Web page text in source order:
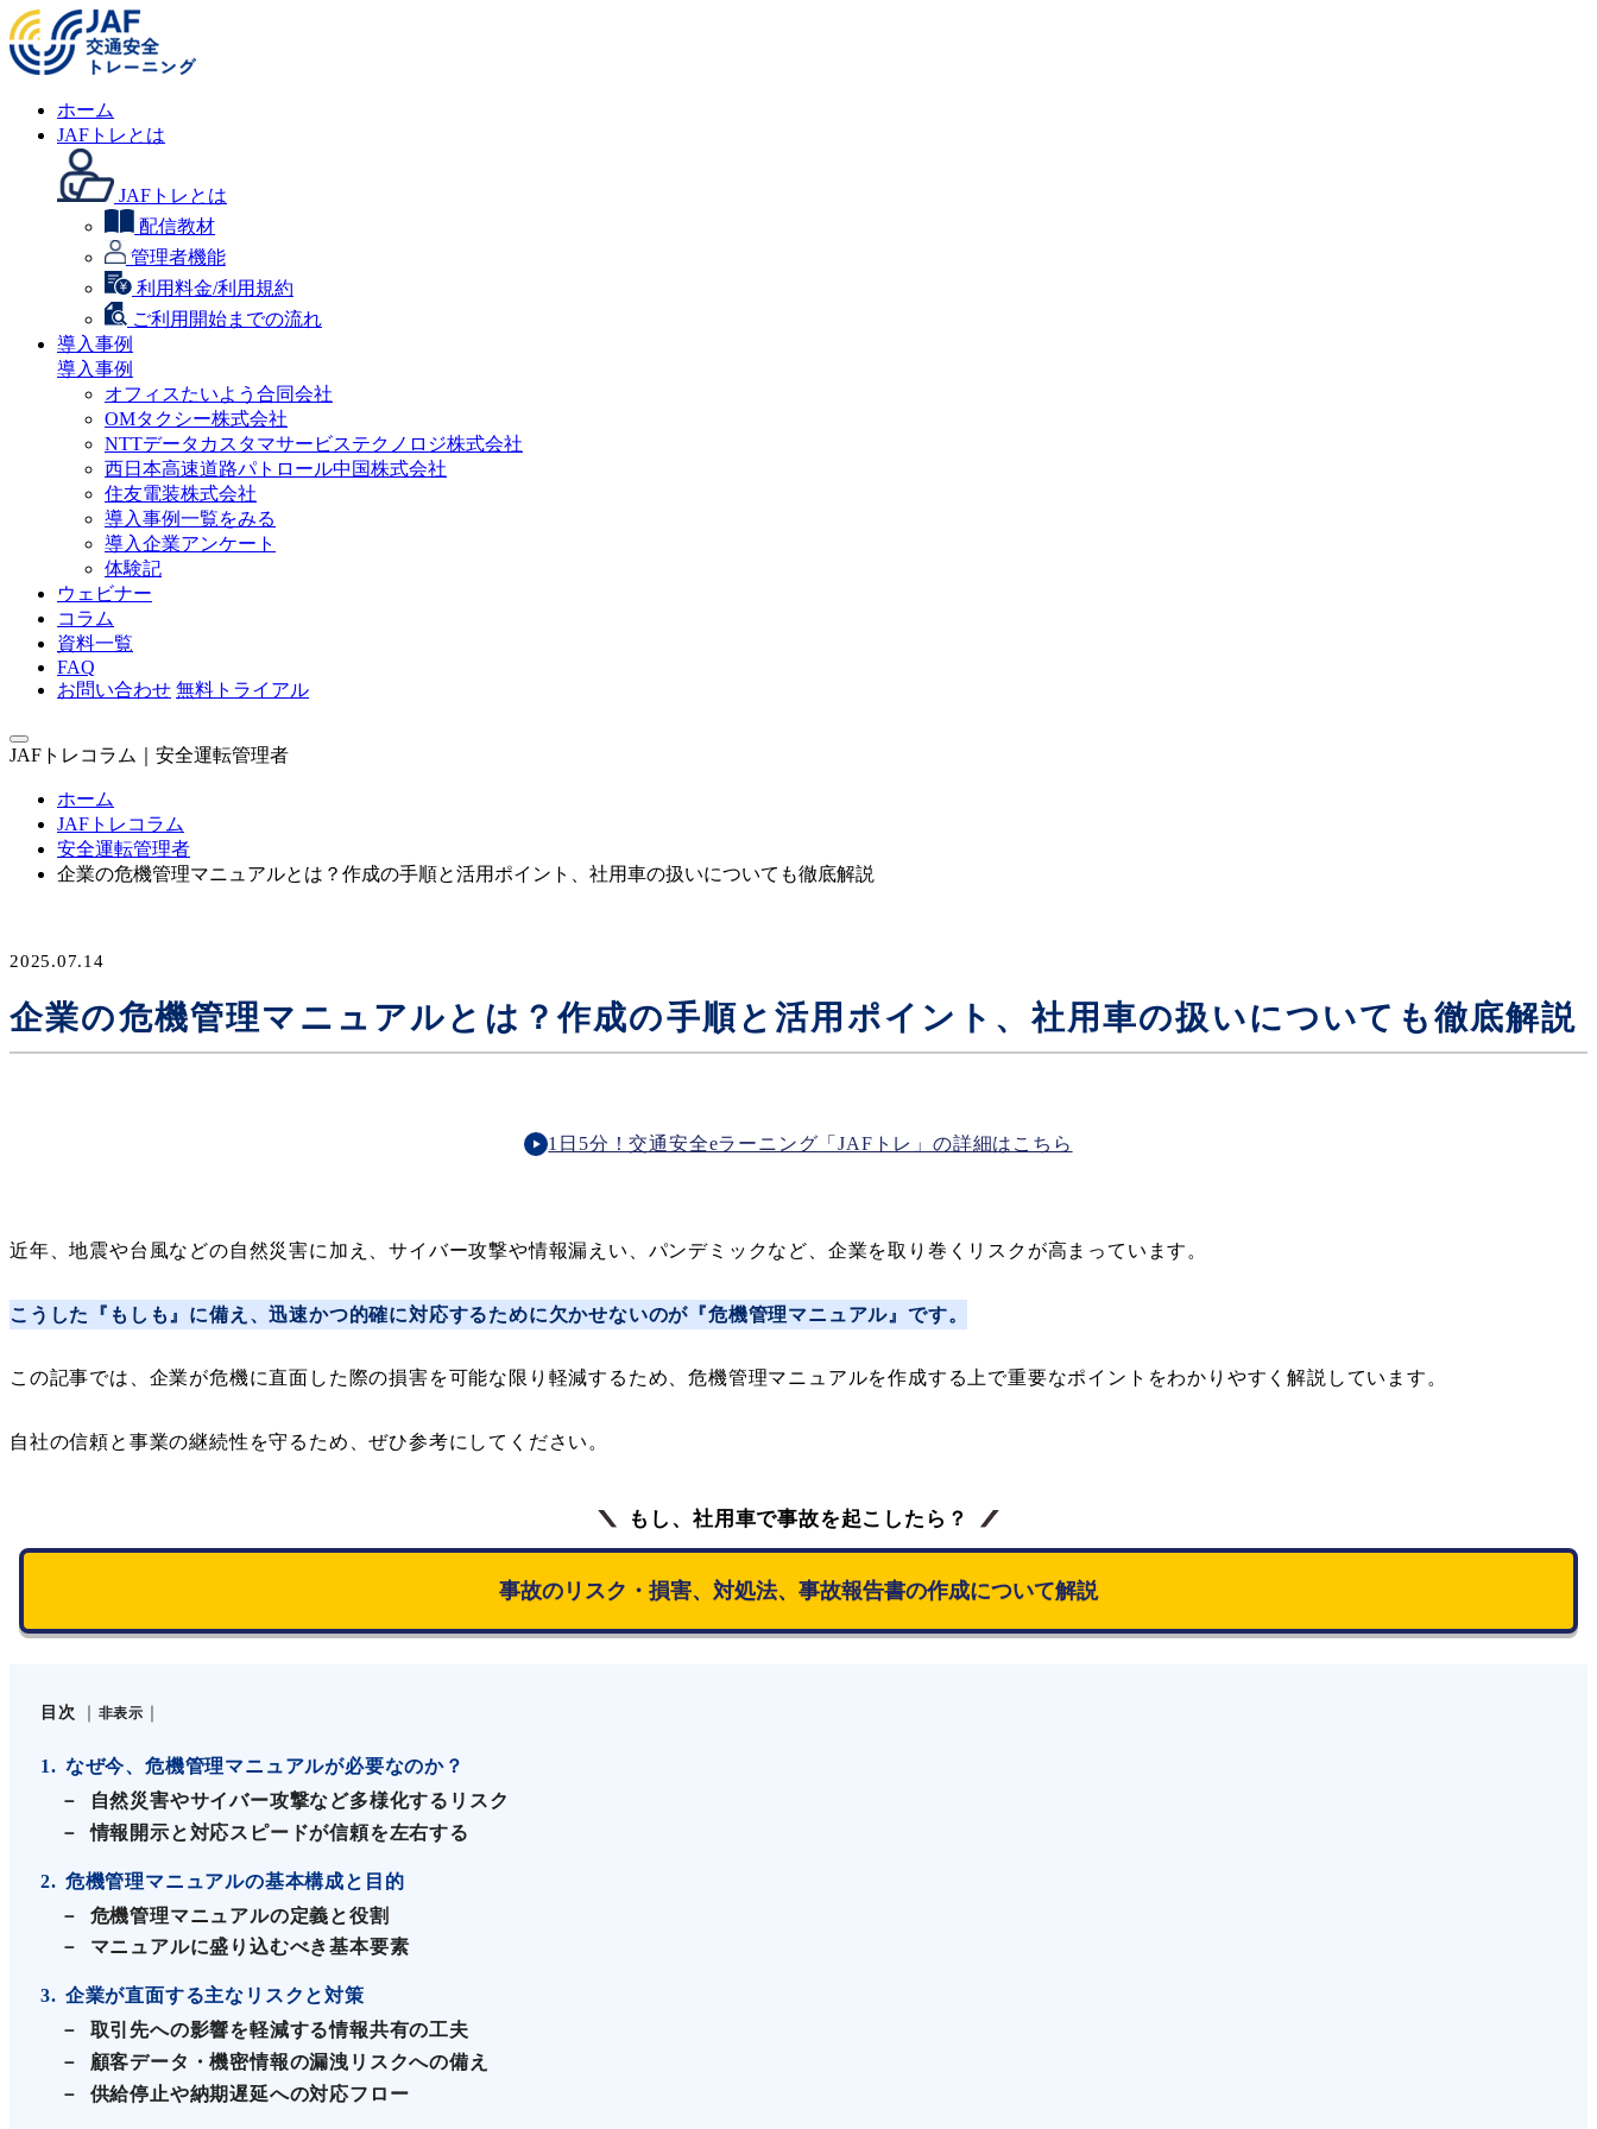
ホーム
JAFトレとは
JAFトレとは
配信教材
管理者機能
利用料金/利用規約
ご利用開始までの流れ
導入事例
導入事例
オフィスたいよう合同会社
OMタクシー株式会社
NTTデータカスタマサービステクノロジ株式会社
西日本高速道路パトロール中国株式会社
住友電装株式会社
導入事例一覧をみる
導入企業アンケート
体験記
ウェビナー
コラム
資料一覧
FAQ
お問い合わせ 無料トライアル
JAFトレコラム｜安全運転管理者
ホーム
JAFトレコラム
安全運転管理者
企業の危機管理マニュアルとは？作成の手順と活用ポイント、社用車の扱いについても徹底解説
2025.07.14
企業の危機管理マニュアルとは？作成の手順と活用ポイント、社用車の扱いについても徹底解説
1日5分！交通安全eラーニング「JAFトレ」の詳細はこちら
近年、地震や台風などの自然災害に加え、サイバー攻撃や情報漏えい、パンデミックなど、企業を取り巻くリスクが高まっています。
こうした『もしも』に備え、迅速かつ的確に対応するために欠かせないのが『危機管理マニュアル』です。
この記事では、企業が危機に直面した際の損害を可能な限り軽減するため、危機管理マニュアルを作成する上で重要なポイントをわかりやすく解説しています。
自社の信頼と事業の継続性を守るため、ぜひ参考にしてください。
もし、社用車で事故を起こしたら？
事故のリスク・損害、対処法、事故報告書の作成について解説
目次 非表示
1
なぜ今、危機管理マニュアルが必要なのか？
自然災害やサイバー攻撃など多様化するリスク
情報開示と対応スピードが信頼を左右する
2
危機管理マニュアルの基本構成と目的
危機管理マニュアルの定義と役割
マニュアルに盛り込むべき基本要素
3
企業が直面する主なリスクと対策
取引先への影響を軽減する情報共有の工夫
顧客データ・機密情報の漏洩リスクへの備え
供給停止や納期遅延への対応フロー